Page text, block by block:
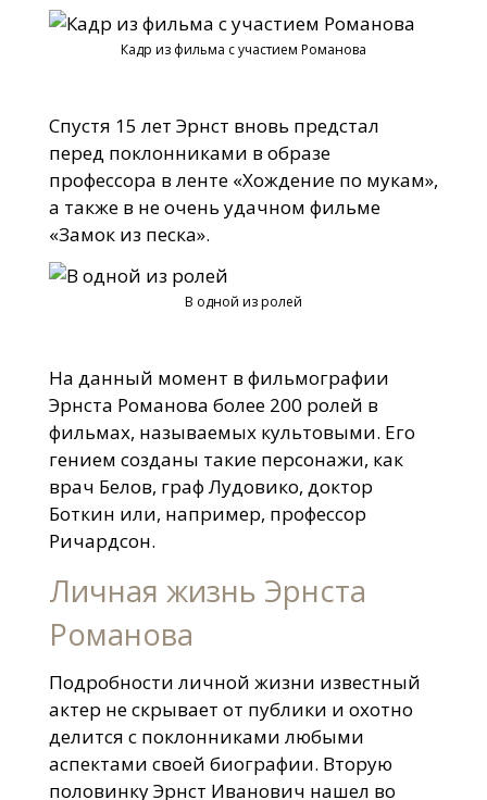
Кадр из фильма с участием Романова
Спустя 15 лет Эрнст вновь предстал
перед поклонниками в образе
профессора в ленте «Хождение по мукам»,
а также в не очень удачном фильме
«Замок из песка».
В одной из ролей
На данный момент в фильмографии
Эрнста Романова более 200 ролей в
фильмах, называемых культовыми. Его
гением созданы такие персонажи, как
врач Белов, граф Лудовико, доктор
Боткин или, например, профессор
Ричардсон.
Личная жизнь Эрнста
Романова
Подробности личной жизни известный
актер не скрывает от публики и охотно
делится с поклонниками любыми
аспектами своей биографии. Вторую
половинку Эрнст Иванович нашел во